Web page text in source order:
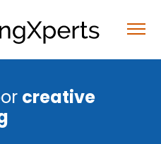
creative